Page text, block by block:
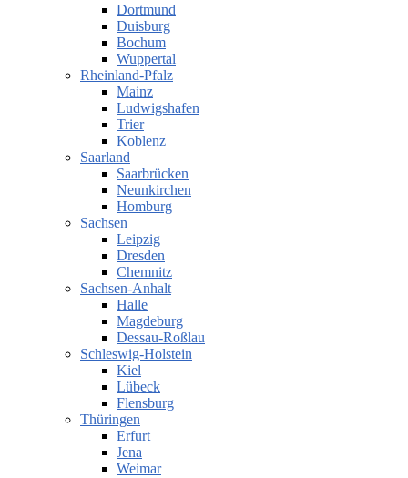
Dortmund
Duisburg
Bochum
Wuppertal
Rheinland-Pfalz
Mainz
Ludwigshafen
Trier
Koblenz
Saarland
Saarbrücken
Neunkirchen
Homburg
Sachsen
Leipzig
Dresden
Chemnitz
Sachsen-Anhalt
Halle
Magdeburg
Dessau-Roßlau
Schleswig-Holstein
Kiel
Lübeck
Flensburg
Thüringen
Erfurt
Jena
Weimar